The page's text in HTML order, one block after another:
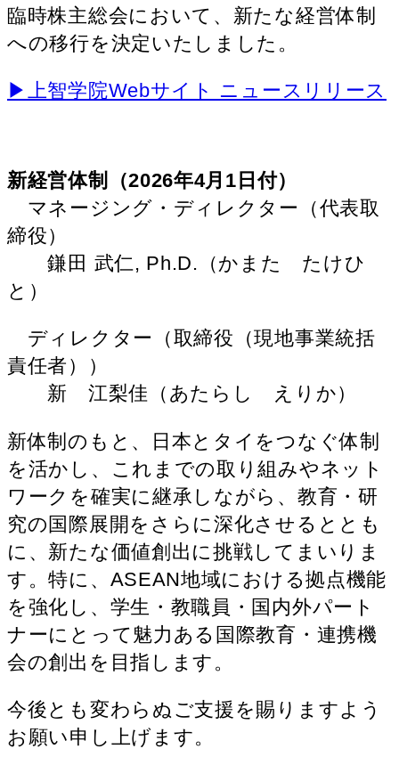
臨時株主総会において、新たな経営体制
への移行を決定いたしました。
▶︎上智学院Webサイト ニュースリリース
新経営体制（2026年4月1日付）
マネージング・ディレクター（代表取
締役）
鎌田 武仁, Ph.D.（かまた たけひ
と）
ディレクター（取締役（現地事業統括
責任者））
新 江梨佳（あたらし えりか）
新体制のもと、日本とタイをつなぐ体制
を活かし、これまでの取り組みやネット
ワークを確実に継承しながら、教育・研
究の国際展開をさらに深化させるととも
に、新たな価値創出に挑戦してまいりま
す。特に、ASEAN地域における拠点機能
を強化し、学生・教職員・国内外パート
ナーにとって魅力ある国際教育・連携機
会の創出を目指します。
今後とも変わらぬご支援を賜りますよう
お願い申し上げます。